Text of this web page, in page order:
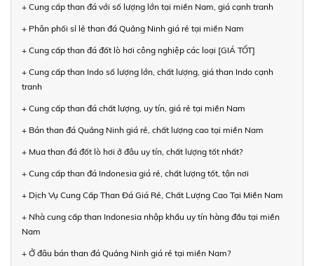
+ Cung cấp than đá với số lượng lớn tại miền Nam, giá cạnh tranh
+ Phân phối sỉ lẻ than đá Quảng Ninh giá rẻ tại miền Nam
+ Cung cấp than đá đốt lò hơi công nghiệp các loại [GIÁ TỐT]
+ Cung cấp than Indo số lượng lớn, chất lượng, giá than Indo cạnh
tranh
+ Cung cấp than đá chất lượng, uy tín, giá rẻ tại miền Nam
+ Bán than đá Quảng Ninh giá rẻ, chất lượng cao tại miền Nam
+ Mua than đá đốt lò hơi ở đâu uy tín, chất lượng tốt nhất?
+ Cung cấp than đá Indonesia giá rẻ, chất lượng tốt, tận nơi
+ Dịch Vụ Cung Cấp Than Đá Giá Rẻ, Chất Lượng Cao Tại Miền Nam
+ Nhà cung cấp than Indonesia nhập khẩu uy tín hàng đầu tại miền
Nam
+ Ở đâu bán than đá Quảng Ninh giá rẻ tại miền Nam?